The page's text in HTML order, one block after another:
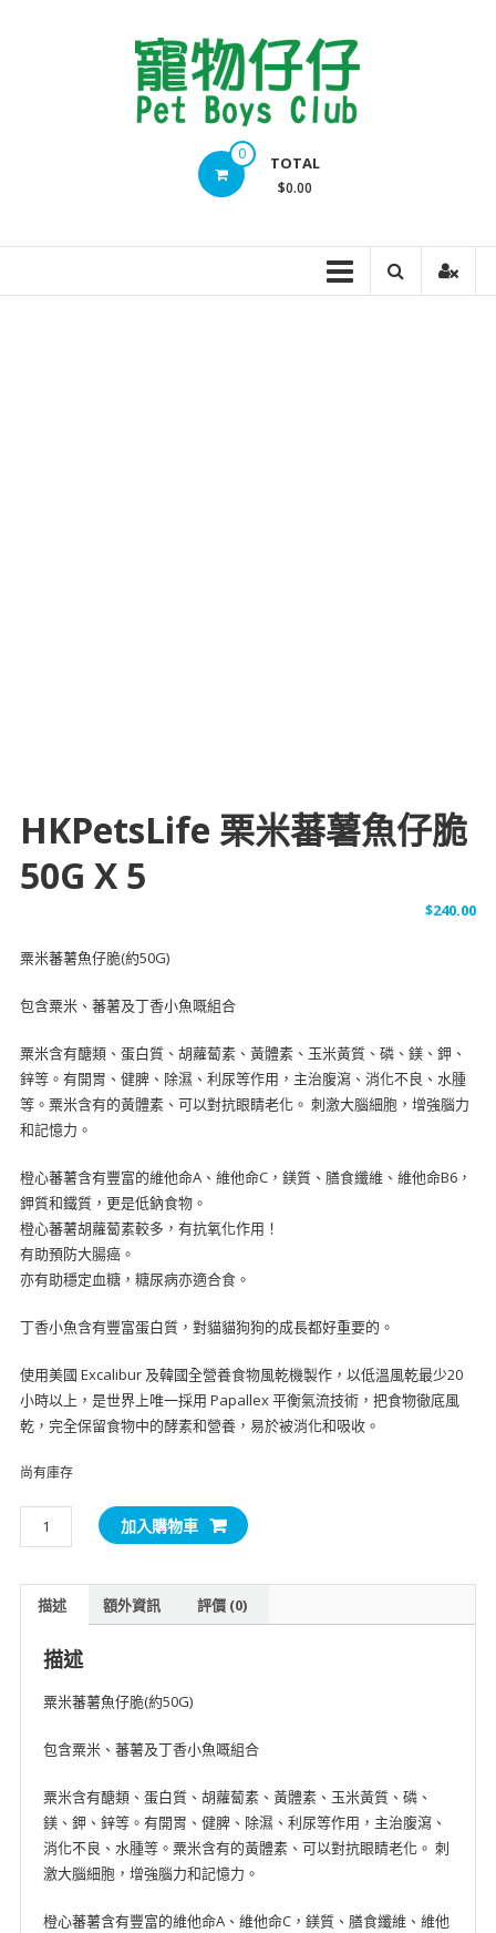
0 TOTAL
$0.00
HKPetsLife 栗米蕃薯魚仔脆
50G X 5
$240.00
粟米蕃薯魚仔脆(約50G)
包含粟米、蕃薯及丁香小魚嘅組合
粟米含有醣類、蛋白質、胡蘿蔔素、黃體素、玉米黃質、磷、鎂、鉀、
鋅等。有開胃、健脾、除濕、利尿等作用，主治腹瀉、消化不良、水腫
等。粟米含有的黃體素、可以對抗眼睛老化。 刺激大腦細胞，增強腦力
和記憶力。
橙心蕃薯含有豐富的維他命A、維他命C，鎂質、膳食纖維、維他命B6，
鉀質和鐵質，更是低鈉食物。
橙心蕃薯胡蘿蔔素較多，有抗氧化作用！
有助預防大腸癌。
亦有助穩定血糖，糖尿病亦適合食。
丁香小魚含有豐富蛋白質，對貓貓狗狗的成長都好重要的。
使用美國 Excalibur 及韓國全營養食物風乾機製作，以低溫風乾最少20
小時以上，是世界上唯一採用 Papallex 平衡氣流技術，把食物徹底風
乾，完全保留食物中的酵素和營養，易於被消化和吸收。
尚有庫存
HKPetsLife
栗
加入購物車
描述 額外資訊 評價 (0)
描述
粟米蕃薯魚仔脆(約50G)
包含粟米、蕃薯及丁香小魚嘅組合
粟米含有醣類、蛋白質、胡蘿蔔素、黃體素、玉米黃質、磷、
鎂、鉀、鋅等。有開胃、健脾、除濕、利尿等作用，主治腹瀉、
消化不良、水腫等。粟米含有的黃體素、可以對抗眼睛老化。 刺
激大腦細胞，增強腦力和記憶力。
橙心蕃薯含有豐富的維他命A、維他命C，鎂質、膳食纖維、維他